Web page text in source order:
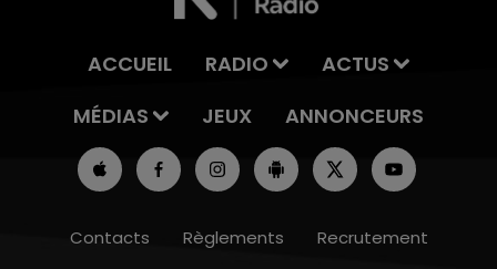
ACCUEIL RADIO
ACTUS
MÉDIAS
JEUX ANNONCEURS
Contacts Règlements Recrutement